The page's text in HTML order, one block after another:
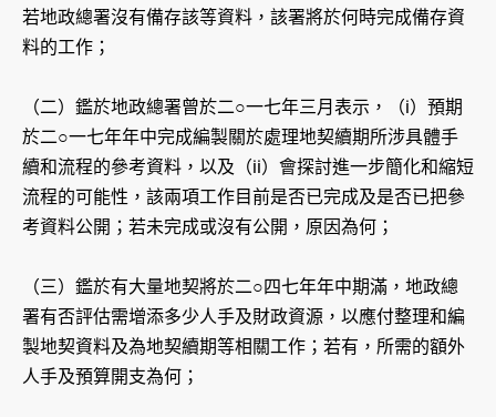
若地政總署沒有備存該等資料，該署將於何時完成備存資
料的工作；
（二）鑑於地政總署曾於二○一七年三月表示，（i）預期
於二○一七年年中完成編製關於處理地契續期所涉具體手
續和流程的參考資料，以及（ii）會探討進一步簡化和縮短
流程的可能性，該兩項工作目前是否已完成及是否已把參
考資料公開；若未完成或沒有公開，原因為何；
（三）鑑於有大量地契將於二○四七年年中期滿，地政總
署有否評估需增添多少人手及財政資源，以應付整理和編
製地契資料及為地契續期等相關工作；若有，所需的額外
人手及預算開支為何；